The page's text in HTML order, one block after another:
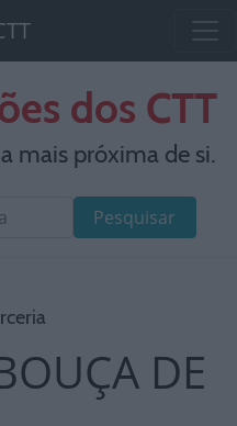
dos CTT
mais próxima de si.
Pesquisar
DE